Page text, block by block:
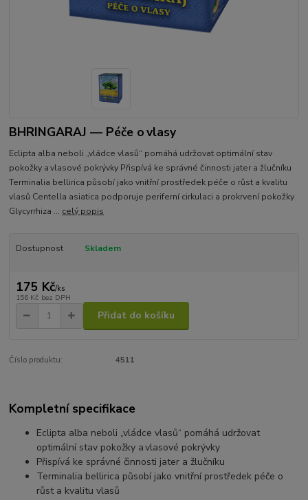
BHRINGARAJ — Péče o vlasy
Eclipta alba neboli „vládce vlasů“ pomáhá udržovat optimální stav
pokožky a vlasové pokrývky Přispívá ke správné činnosti jater a žlučníku
Terminalia bellirica působí jako vnitřní prostředek péče o růst a kvalitu
vlasů Centella asiatica podporuje periferní cirkulaci a prokrvení pokožky
Glycyrrhiza ... celý popis
Dostupnost Skladem
175 Kč/ks
156 Kč bez DPH
Přidat do košíku
Číslo produktu: 4511
Kompletní specifikace
Eclipta alba neboli „vládce vlasů“ pomáhá udržovat
optimální stav pokožky a vlasové pokrývky
Přispívá ke správné činnosti jater a žlučníku
Terminalia bellirica působí jako vnitřní prostředek péče o
růst a kvalitu vlasů